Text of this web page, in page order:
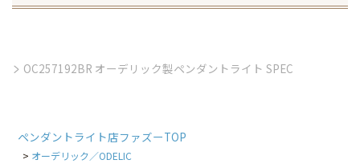
OC257192BR オーデリック製ペンダントライト SPEC
ペンダントライト店ファズーTOP
オーデリック／ODELIC